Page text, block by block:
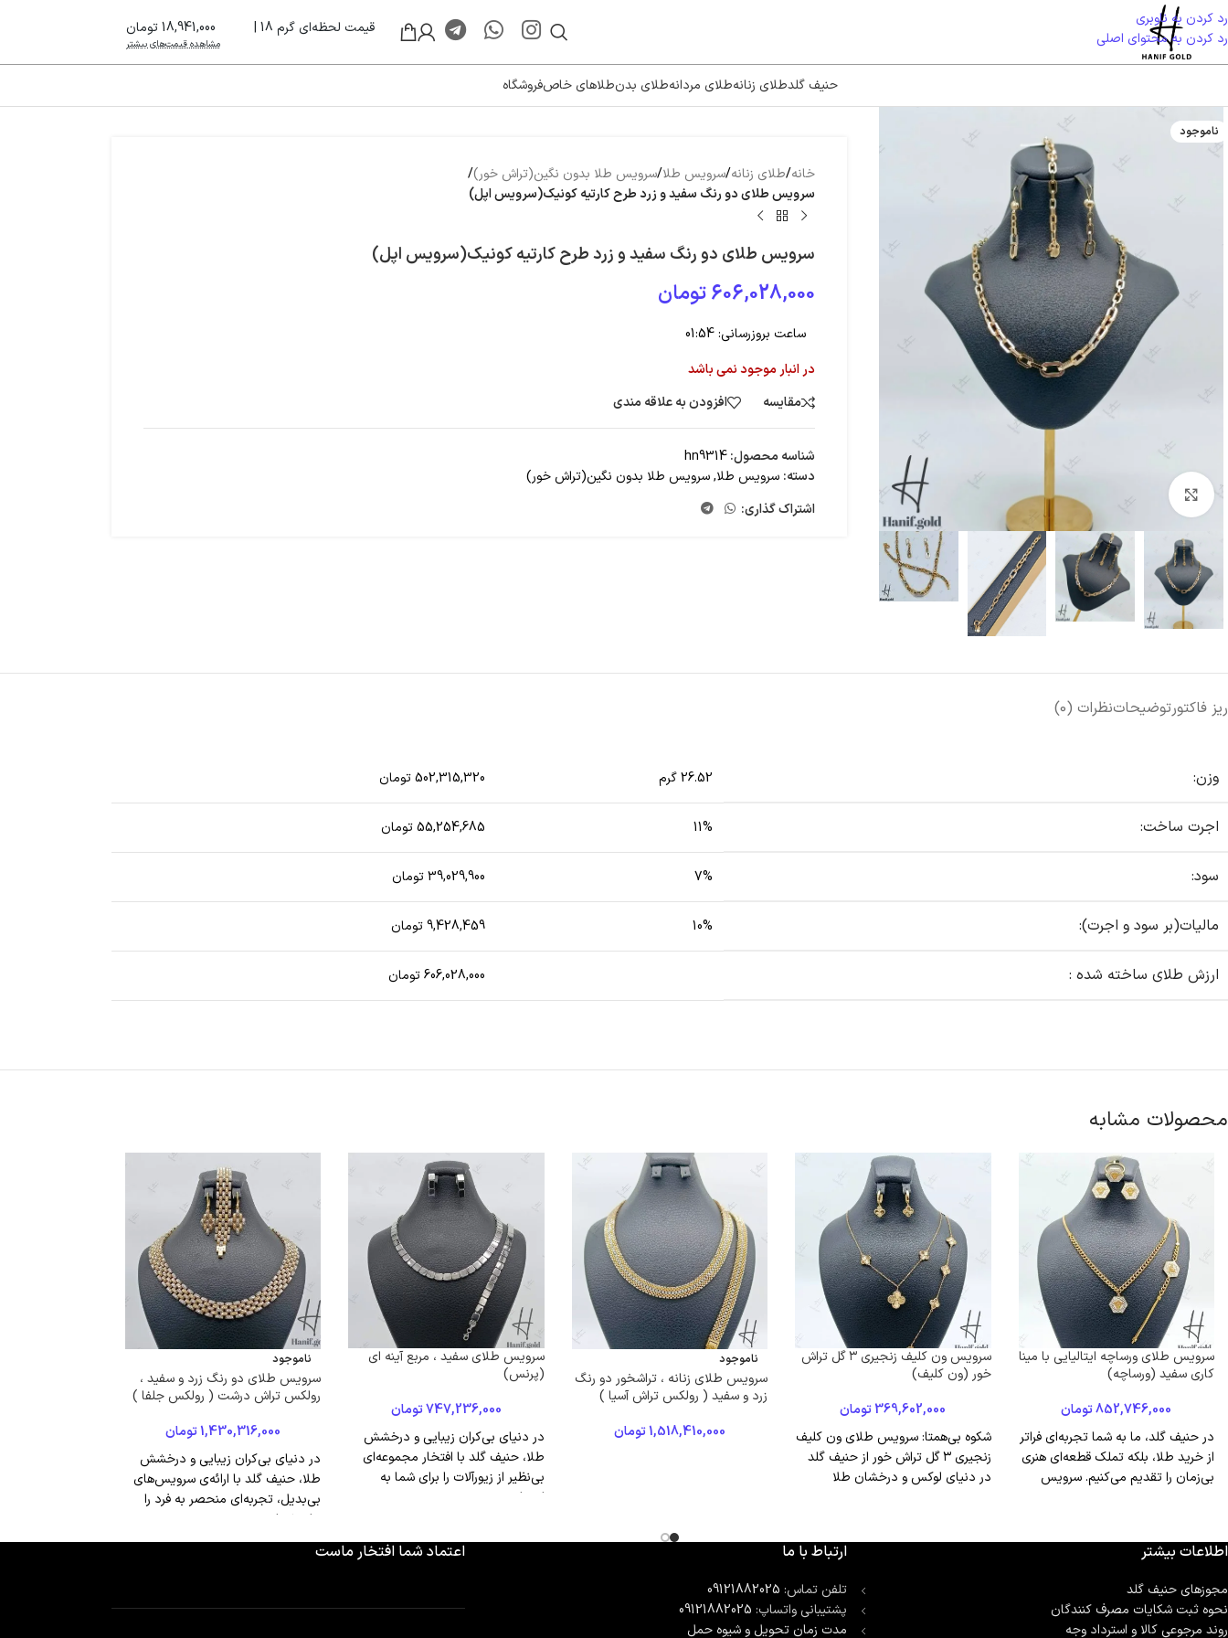
رد کردن به ناوبری
رد کردن به محتوای اصلی
قیمت لحظه‌ای گرم 18 | 18,941,000 تومان
مشاهده قیمت‌های بیشتر
حنیف گلدطلای زنانهطلای مردانهطلای بدنطلاهای خاصفروشگاه
ناموجود
خانه/طلای زنانه/سرویس طلا/سرویس طلا بدون نگین(تراش خور)/
سرویس طلای دو رنگ سفید و زرد طرح کارتیه کونیک(سرویس اپل)
سرویس طلای دو رنگ سفید و زرد طرح کارتیه کونیک(سرویس اپل)
606,028,000تومان
ساعت بروزرسانی:01:54
در انبار موجود نمی باشد
مقایسه
افزودن به علاقه مندی
شناسه محصول:hn9314
دسته: سرویس طلا, سرویس طلا بدون نگین(تراش خور)
اشتراک گذاری:
ریز فاکتورتوضیحاتنظرات (0)
وزن: 26.52 گرم 502,315,320 تومان
اجرت ساخت: 11% 55,254,685 تومان
سود: 7% 39,029,900 تومان
مالیات(بر سود و اجرت): 10% 9,428,459 تومان
ارزش طلای ساخته شده : 606,028,000 تومان
محصولات مشابه
سرویس طلای ورساچه ایتالیایی با مینا
کاری سفید (ورساچه)
852,746,000تومان
در حنیف گلد، ما به شما تجربه‌ای فراتر
از خرید طلا، بلکه تملک قطعه‌ای هنری
بی‌زمان را تقدیم می‌کنیم. سرویس
سرویس ون کلیف زنجیری ۳ گل تراش
خور (ون کلیف)
369,602,000تومان
شکوه بی‌همتا: سرویس طلای ون کلیف
زنجیری ۳ گل تراش خور از حنیف گلد
در دنیای لوکس و درخشان طلا
ناموجود
سرویس طلای زنانه ، تراشخور دو رنگ
زرد و سفید ( رولکس تراش آسیا )
1,518,410,000تومان
سرویس طلای سفید ، مربع آینه ای
(پرنس)
747,236,000تومان
در دنیای بی‌کران زیبایی و درخشش
طلا، حنیف گلد با افتخار مجموعه‌ای
بی‌نظیر از زیورآلات را برای شما به
ارمغان
ناموجود
سرویس طلای دو رنگ زرد و سفید ،
رولکس تراش درشت ( رولکس جلفا )
1,430,316,000تومان
در دنیای بی‌کران زیبایی و درخشش
طلا، حنیف گلد با ارائه‌ی سرویس‌های
بی‌بدیل، تجربه‌ای منحصر به فرد را
برای شما
اطلاعات بیشتر
مجوزهای حنیف گلد
نحوه ثبت شكايات مصرف كنندگان
روند مرجوعی کالا و استرداد وجه
ارتباط با ما
تلفن تماس: 09121882025
پشتیبانی واتساپ: 09121882025
مدت زمان تحويل و شیوه حمل
اعتماد شما افتخار ماست